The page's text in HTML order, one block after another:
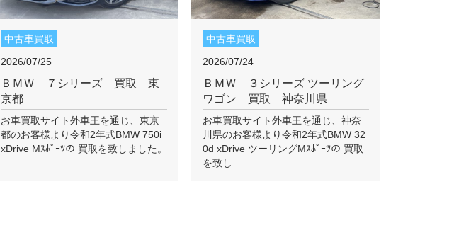
中古車買取
2026/07/25
ＢＭＷ ７シリーズ 買取 東
京都
お車買取サイト外車王を通じ、東京
都のお客様より令和2年式BMW 750i
xDrive Mｽﾎﾟｰﾂの 買取を致しました。
中古車買取
2026/07/24
ＢＭＷ ３シリーズ ツーリング
ワゴン 買取 神奈川県
お車買取サイト外車王を通じ、神奈
川県のお客様より令和2年式BMW 32
0d xDrive ツーリングMｽﾎﾟｰﾂの 買取
を致し ...